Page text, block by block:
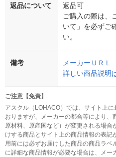
返品について
返品可
ご購入の際は、
いて」を必ずご
い。
備考
メーカーＵＲＬ
詳しい商品説明
ご注意【免責】
アスクル（LOHACO）では、サイト上
おりますが、メーカーの都合等により、
原材料、原産国など）が変更される場合
けする商品とサイト上の商品情報の表記
用前には必ずお届けした商品の商品ラベ
に詳細な商品情報が必要な場合は、メー